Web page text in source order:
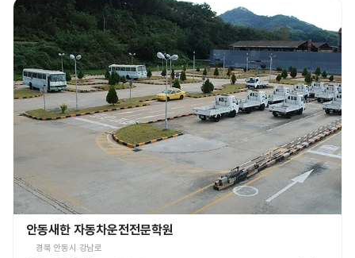
안동새한 자동차운전전문학원
경북 안동시 강남로